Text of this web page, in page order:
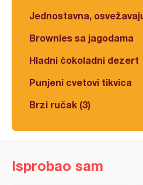
Jednostavna,
Brownies sa jagodama
Hladni čokoladni dezert
Punjeni cvetovi tikvica
Brzi ručak (3)
Isprobao sam